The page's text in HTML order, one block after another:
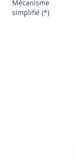
Mécanisme
simplifié (*)